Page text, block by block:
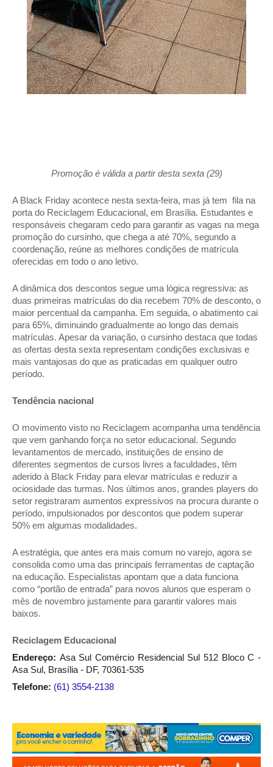
Promoção é válida a partir desta sexta (29)
A Black Friday acontece nesta sexta-feira, mas já tem fila na
porta do Reciclagem Educacional, em Brasília. Estudantes e
responsáveis chegaram cedo para garantir as vagas na mega
promoção do cursinho, que chega a até 70%, segundo a
coordenação, reúne as melhores condições de matrícula
oferecidas em todo o ano letivo.
A dinâmica dos descontos segue uma lógica regressiva: as
duas primeiras matrículas do dia recebem 70% de desconto, o
maior percentual da campanha. Em seguida, o abatimento cai
para 65%, diminuindo gradualmente ao longo das demais
matrículas. Apesar da variação, o cursinho destaca que todas
as ofertas desta sexta representam condições exclusivas e
mais vantajosas do que as praticadas em qualquer outro
período.
Tendência nacional
O movimento visto no Reciclagem acompanha uma tendência
que vem ganhando força no setor educacional. Segundo
levantamentos de mercado, instituições de ensino de
diferentes segmentos de cursos livres a faculdades, têm
aderido à Black Friday para elevar matrículas e reduzir a
ociosidade das turmas. Nos últimos anos, grandes players do
setor registraram aumentos expressivos na procura durante o
período, impulsionados por descontos que podem superar
50% em algumas modalidades.
A estratégia, que antes era mais comum no varejo, agora se
consolida como uma das principais ferramentas de captação
na educação. Especialistas apontam que a data funciona
como “portão de entrada” para novos alunos que esperam o
mês de novembro justamente para garantir valores mais
baixos.
Reciclagem Educacional
Endereço: Asa Sul Comércio Residencial Sul 512 Bloco C -
Asa Sul, Brasília - DF, 70361-535
Telefone: (61) 3554-2138